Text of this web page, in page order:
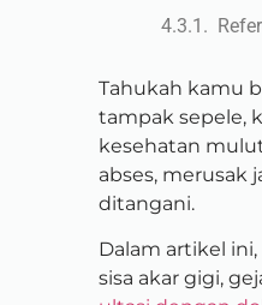
Tahukah kamu
tampak sepele,
kesehatan
abses, merusak
ditangani.
Dalam artikel
sisa akar gigi,